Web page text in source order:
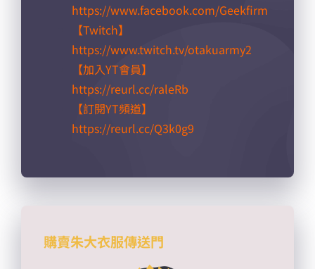
https://www.facebook.com/Geekfirm
【Twitch】
https://www.twitch.tv/otakuarmy2
【加入YT會員】
https://reurl.cc/raleRb​
【訂閱YT頻道】
https://reurl.cc/Q3k0g9​
購賣朱大衣服傳送門